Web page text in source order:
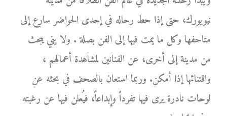
نيويورك، حتى إذا حط رحاله في إحدى الحواضر سارع إلى
متاحفها وكل ما يمت فيها إلى الفن بصلة . ولا يني يبحث
من مدينة إلى أخرى، عن الفنانين لمشاهدة أعمالهم ،
واقتنائها إذا أمكن. وربما استعان بالصحف في بحثه عن
لوحات نادرة يرى فيها تفرداً وإبداعاً، فيُعلن فيها عن رغبته